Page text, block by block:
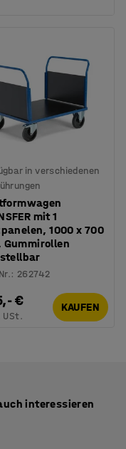
in verschiedenen
mit 1
1000 x 700
Gummirollen
: 262742
€
USt.
KAUFEN
interessieren